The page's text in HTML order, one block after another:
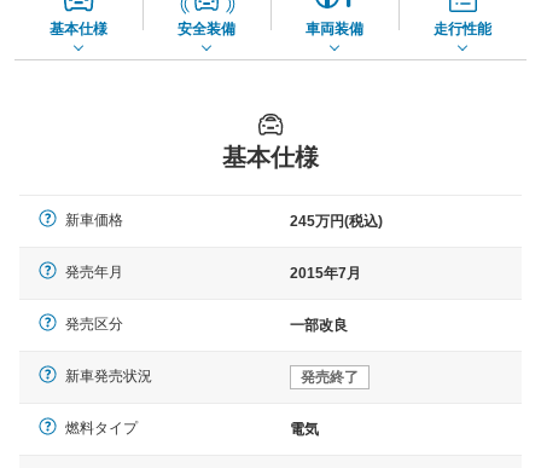
基本仕様 安全装備 車両装備 走行性能
基本仕様
新車価格 245万円(税込)
発売年月 2015年7月
発売区分 一部改良
新車発売状況 発売終了
燃料タイプ 電気